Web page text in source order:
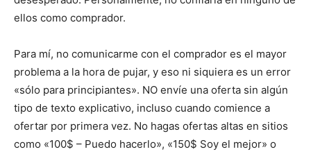
ellos como comprador.
Para mí, no comunicarme con el comprador es el mayor
problema a la hora de pujar, y eso ni siquiera es un error
«sólo para principiantes». NO envíe una oferta sin algún
tipo de texto explicativo, incluso cuando comience a
ofertar por primera vez. No hagas ofertas altas en sitios
como «100$ – Puedo hacerlo», «150$ Soy el mejor» o